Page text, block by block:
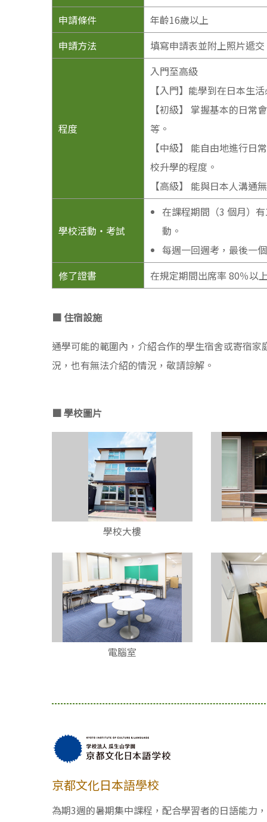
申請條件
年齡16歲以上
申請方法
填寫申請表並附上照片遞交
程度
入門至高級
【入門】能學到在日本生
【初級】 掌握基本的日常
等。
【中級】 能自由地進行日
校升學的程度。
【高級】 能與日本人溝通
學校活動・考試
在課程期間（3 個月）
動。
每週一回週考，最後一
修了證書
在規定期間出席率 80％以
■ 住宿設施
通學可能的範圍內，介紹合作的學生宿舍或寄宿
況，也有無法介紹的情況，敬請諒解。
■ 學校圖片
學校大樓
電腦室
京都文化日本語學校
為期3週的暑期集中課程，配合學習者的日語能力